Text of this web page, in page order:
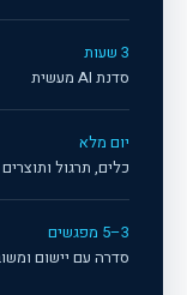
3 שעות
סדנת AI מעשית
יום מלא
כלים, תרגול ותוצרים
3–5 מפגשים
סדרה עם יישום